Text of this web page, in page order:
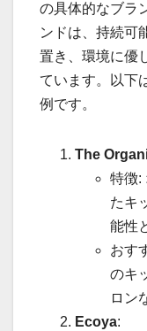
の具体的なブラ
ンドは、持続可
置き、環境に優
ています。以下
例です。
The
特徴:
たキ
能性
おす
のキ
ロン
Ecoya: